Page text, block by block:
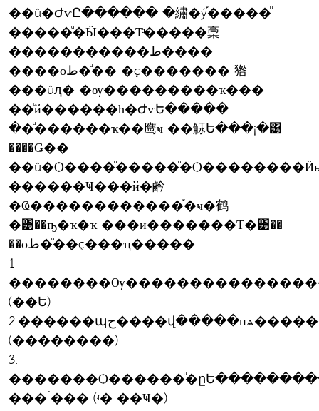
��û�ԺѵԸ������ �繡�ý֡�����ͧ
�����ͧ�Ӹ���Тͧͧ�����稾
�����������ط����
����оط�ͧ�� �ç������� 㹾
���ûԯ� �ѹ���������ҡ���
��ͨй������һ�ԺѵԵ�����
��ͧ������ҡ��鹰ҹ ��觨Ե���¡�͹
����Ǥ��
������Ҹ���й�鹶
�Ҩ������������֡�ҹ�鹤
�͹��ҧ�ҡ�ҡ ���и�������Т�͹��
��оط�ͧ��ç���ҵ�����
1
(��Ե)
2.������պح����վ�����пѧ�����������
(��������)
3.
���´��� (ʵ� ��Ҹ�)